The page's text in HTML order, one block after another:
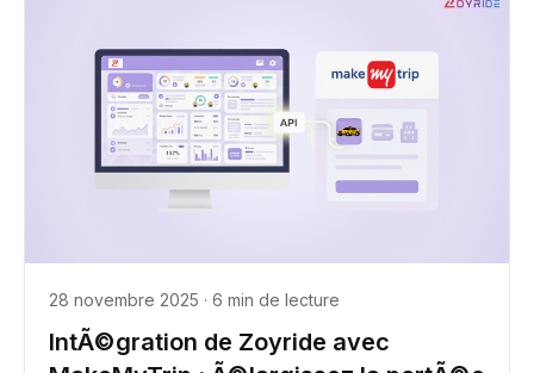
28 novembre 2025 · 6 min de lecture
IntÃ©gration de Zoyride avec